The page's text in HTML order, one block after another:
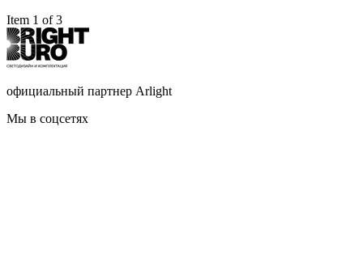
Item 1 of 3
официальный партнер Arlight
Мы в соцсетях